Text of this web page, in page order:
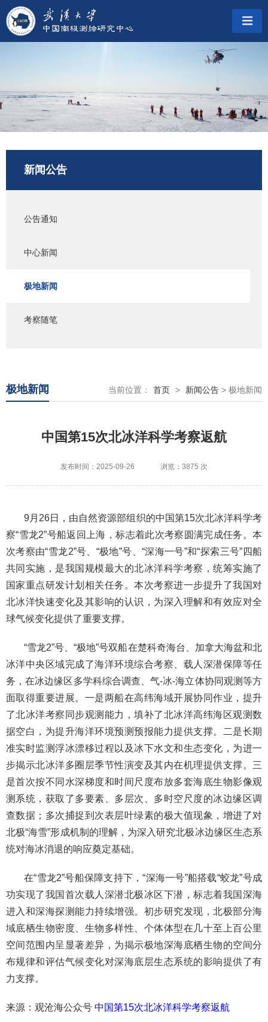
新闻公告
公告通知
中心新闻
极地新闻
考察随笔
极地新闻 当前位置： 首页 > 新闻公告 > 极地新闻
中国第15次北冰洋科学考察返航
发布时间：2025-09-26 浏览：3875 次
9月26日，由自然资源部组织的中国第15次北冰洋科学考
察“雪龙2”号船返回上海，标志着此次考察圆满完成任务。本
次考察由“雪龙2”号、“极地”号、“深海一号”和“探索三号”四船
共同实施，是我国规模最大的北冰洋科学考察，统筹实施了
国家重点研发计划相关任务。本次考察进一步提升了我国对
北冰洋快速变化及其影响的认识，为深入理解和有效应对全
球气候变化提供了重要支撑。
“雪龙2”号、“极地”号双船在楚科奇海台、加拿大海盆和北
冰洋中央区域完成了海洋环境综合考察、载人深潜保障等任
务，在冰边缘区多学科综合调查、气-冰-海立体协同观测等方
面取得重要进展。一是两船在高纬海域开展协同作业，提升
了北冰洋考察同步观测能力，填补了北冰洋高纬海区观测数
据空白，为提升海洋环境预测预报能力提供支撑。二是长期
准实时监测浮冰漂移过程以及冰下水文和生态变化，为进一
步揭示北冰洋多圈层季节性演变及其内在机理提供支撑。三
是首次按不同水深梯度和时间尺度布放多套海底生物影像观
测系统，获取了多要素、多层次、多时空尺度的冰边缘区调
查数据；多次捕捉到次表层叶绿素的极大值现象，增进了对
北极“海雪”形成机制的理解，为深入研究北极冰边缘区生态系
统对海冰消退的响应奠定基础。
在“雪龙2”号船保障支持下，“深海一号”船搭载“蛟龙”号成
功实现了我国首次载人深潜北极冰区下潜，标志着我国深海
进入和深海探测能力持续增强。初步研究发现，北极部分海
域底栖生物密度、生物多样性、个体体型在几十至上百公里
空间范围内呈显著差异，为揭示极地深海底栖生物的空间分
布规律和评估气候变化对深海底层生态系统的影响提供了有
力支撑。
来源：观沧海公众号 中国第15次北冰洋科学考察返航